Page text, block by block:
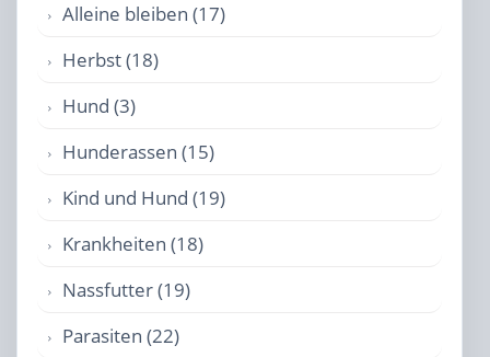
Alleine bleiben (17)
Herbst (18)
Hund (3)
Hunderassen (15)
Kind und Hund (19)
Krankheiten (18)
Nassfutter (19)
Parasiten (22)